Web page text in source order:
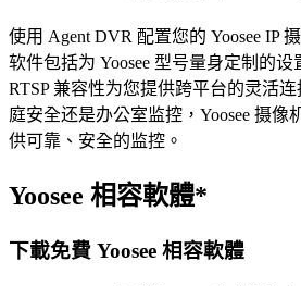
使用 Agent DVR 配置您的 Yoosee IP
软件包括为 Yoosee 型号量身定制的
RTSP 兼容性为您提供跨平台的灵活
庭安全还是办公室监控，Yoosee 摄像
供可靠、安全的监控。
Yoosee 相容軟體*
下載免費 Yoosee 相容軟體